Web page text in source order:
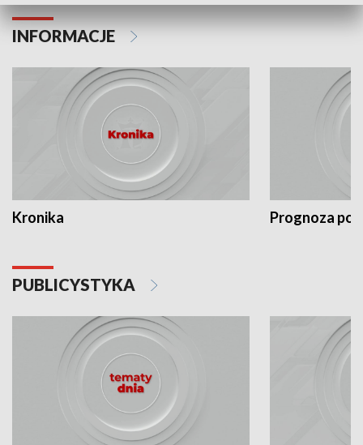
INFORMACJE
Kronika Prognoza
PUBLICYSTYKA